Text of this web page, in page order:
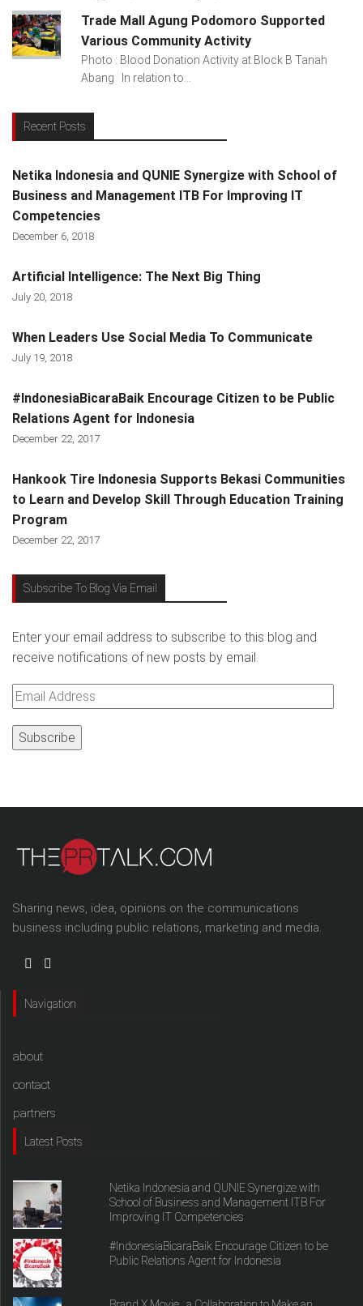
Trade Mall Agung Podomoro Supported
Various Community Activity
Photo : Blood Donation Activity at Block B Tanah
Abang In relation to...
Recent Posts
Netika Indonesia and QUNIE Synergize with School of
Business and Management ITB For Improving IT
Competencies
December 6, 2018
Artificial Intelligence: The Next Big Thing
July 20, 2018
When Leaders Use Social Media To Communicate
July 19, 2018
#IndonesiaBicaraBaik Encourage Citizen to be Public
Relations Agent for Indonesia
December 22, 2017
Hankook Tire Indonesia Supports Bekasi Communities
to Learn and Develop Skill Through Education Training
Program
December 22, 2017
Subscribe To Blog Via Email
Enter your email address to subscribe to this blog and
receive notifications of new posts by email.
Email
Sharing news, idea, opinions on the communications
business including public relations, marketing and media.
Navigation
about
contact
partners
Latest Posts
Netika Indonesia and QUNIE Synergize with
School of Business and Management ITB For
Improving IT Competencies
#IndonesiaBicaraBaik Encourage Citizen to be
Public Relations Agent for Indonesia